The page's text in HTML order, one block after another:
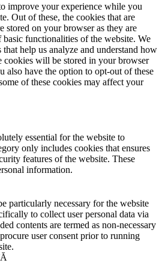
improve your experience while you
Out of these, the cookies that are
stored on your browser as they are
functionalities of the website. We
help us analyze and understand how
cookies will be stored in your browser
also have the option to opt-out of these
of these cookies may affect your
essential for the website to
only includes cookies that ensures
features of the website. These
information.
particularly necessary for the website
to collect user personal data via
contents are termed as non-necessary
user consent prior to running